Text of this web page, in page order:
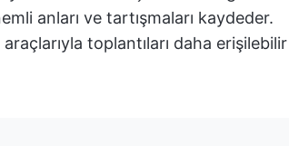
anları ve tartışmaları kaydeder.
toplantıları daha erişilebilir